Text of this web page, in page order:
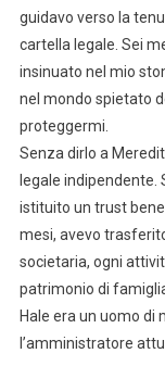
guidavo verso la
cartella legale. Sei
insinuato nel mio
nel mondo spietato
proteggermi.
Senza dirlo a
legale
istituito un trust
mesi, avevo
societaria, ogni
patrimonio di
Hale era un uomo
l’amministratore